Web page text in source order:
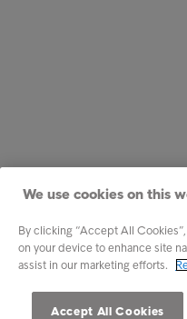
We use cookies on this
By clicking “Accept All
on your device to enhance site
assist in our marketing efforts.
Accept All Cookies